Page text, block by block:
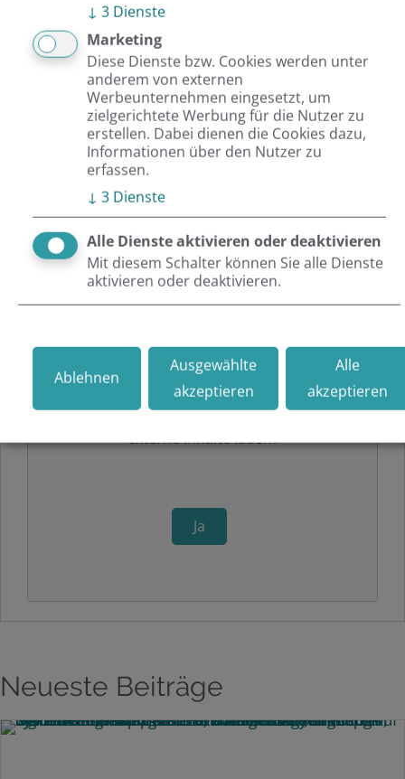
Newsletter abonnieren
B2B-E-Commerce-Lösungen
TYPO3-Lösungen
Netresearch Insights
Möchten Sie vonHubspotformsbereitgestellte
externe Inhalte laden?
Ja
Neueste Beiträge
↓ 3 Dienste
Marketing
Diese Dienste bzw. Cookies werden unter
anderem von externen
Werbeunternehmen eingesetzt, um
zielgerichtete Werbung für die Nutzer zu
erstellen. Dabei dienen die Cookies dazu,
Informationen über den Nutzer zu
erfassen.
↓ 3 Dienste
Alle Dienste aktivieren oder deaktivieren
Mit diesem Schalter können Sie alle Dienste
aktivieren oder deaktivieren.
Ablehnen
Ausgewählte
akzeptieren
Alle
akzeptieren